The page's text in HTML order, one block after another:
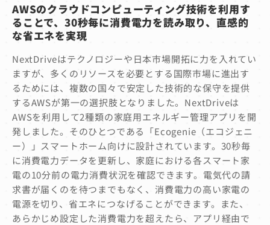
AWSのクラウドコンピューティング技術を利用す
ることで、 30秒毎に消費電力を読み取り、直感的
な省エネを実現
NextDriveはテクノロジーや日本市場開拓に力を入れてい
ますが、多くのリソースを必要とする国際市場に進出す
るためには、複数の国々で安定した技術的な保守を提供
するAWSが第一の選択肢となりました。NextDriveは
AWSを利用して2種類の家庭用エネルギー管理アプリを開
発しました。そのひとつである「Ecogenie（エコジェニ
ー）」スマートホーム向けに設計されています。30秒毎
に消費電力データを更新し、家庭における各スマート家
電の10分前の電力消費状況を確認できます。電気代の請
求書が届くのを待つまでもなく、消費電力の高い家電の
電源を切り、省エネにつなげることができます。また、
あらかじめ設定した消費電力を超えたら、アプリ経由で